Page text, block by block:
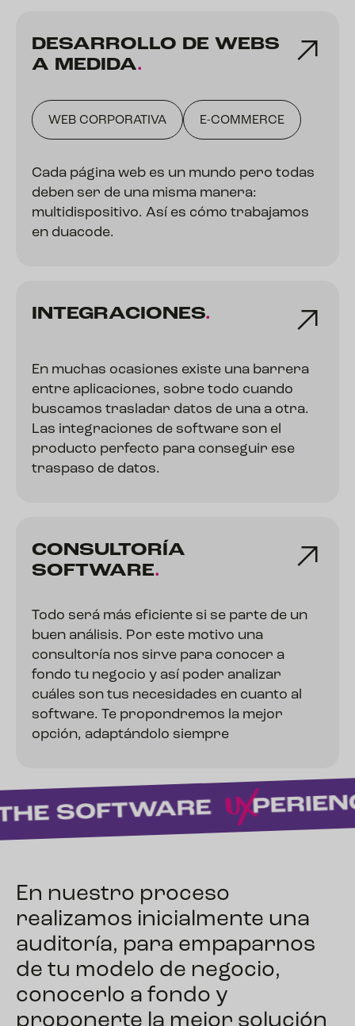
DESARROLLO DE WEBS
A MEDIDA.
WEB CORPORATIVA E-COMMERCE
Cada página web es un mundo pero todas
deben ser de una misma manera:
multidispositivo. Así es cómo trabajamos
en duacode.
INTEGRACIONES.
En muchas ocasiones existe una barrera
entre aplicaciones, sobre todo cuando
buscamos trasladar datos de una a otra.
Las integraciones de software son el
producto perfecto para conseguir ese
traspaso de datos.
CONSULTORÍA
SOFTWARE.
Todo será más eficiente si se parte de un
buen análisis. Por este motivo una
consultoría nos sirve para conocer a
fondo tu negocio y así poder analizar
cuáles son tus necesidades en cuanto al
software. Te propondremos la mejor
opción, adaptándolo siempre
En nuestro proceso
realizamos inicialmente una
auditoría, para empaparnos
de tu modelo de negocio,
conocerlo a fondo y
proponerte la mejor solución